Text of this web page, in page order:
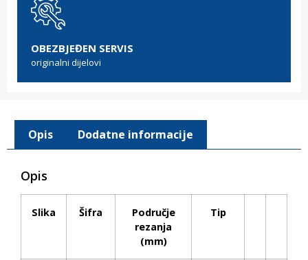
OBEZBJEĐEN SERVIS
originalni dijelovi
Opis Dodatne informacije
Opis
Slika Šifra
Područje
rezanja
(mm)
Tip